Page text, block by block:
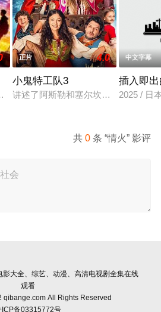
的导演朱达仁萌生拍一部《河南人在
正片 4.0
小鬼特工队3
讲述了阿斯勒和塞尔坎在休产假期间
中文字幕
插入即
2025 / 日
共0 条 “情火” 影评
影大全、综艺、动漫、高清电视剧全集在线
观看
All Rights Reserved
ICP备03315772号